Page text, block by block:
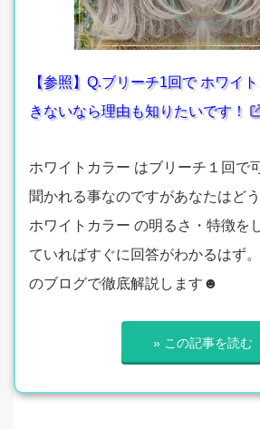
【参照】Q.ブリーチ1回で ホワイ
きないなら理由も知りたいです！
ホワイトカラー はブリーチ１回で
聞かれる事なのですがあなたはど
ホワイトカラー の明るさ・特徴を
ていればすぐに回答がわかるはず
のブログで徹底解説します☻
» この記事を読む